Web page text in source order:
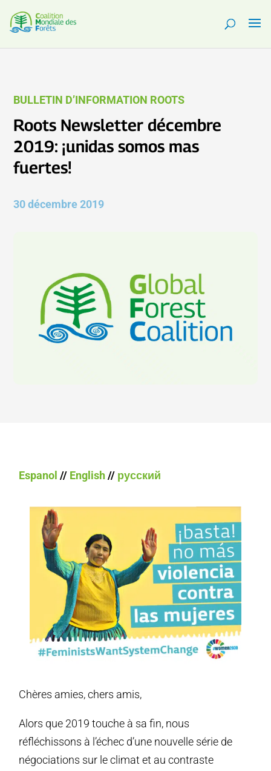
BULLETIN D’INFORMATION ROOTS
Roots Newsletter décembre
2019: ¡unidas somos mas
fuertes!
30 décembre 2019
Espanol // English// русский
Chères amies, chers amis,
Alors que 2019 touche à sa fin, nous
réfléchissons à l’échec d’une nouvelle série de
négociations sur le climat et au contraste